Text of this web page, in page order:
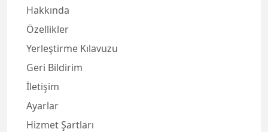
Hakkında
Özellikler
Yerleştirme Kılavuzu
Geri Bildirim
İletişim
Ayarlar
Hizmet Şartları